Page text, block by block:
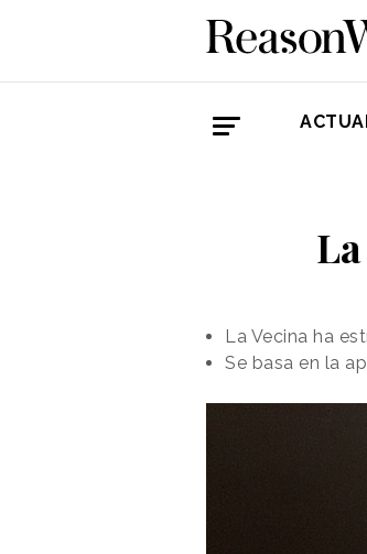
La Vecina ha
Se basa en la